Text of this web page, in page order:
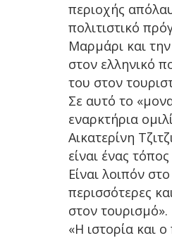
περιοχής
πολιτιστικό
Μαρμάρι και
στον ελληνικό
του στον
Σε αυτό το
εναρκτήρια
Αικατερίνη
είναι ένας
Είναι λοιπόν
περισσότερες
στον τουρισμό».
«Η ιστορία και